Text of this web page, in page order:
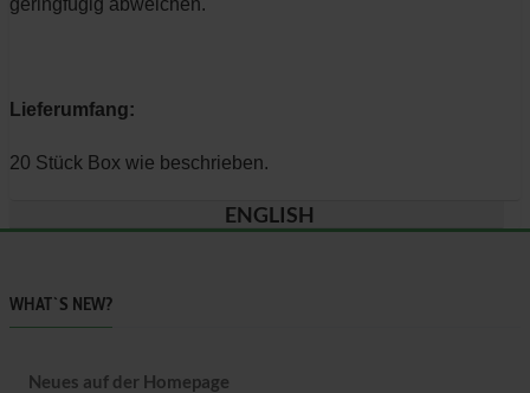
geringfügig abweichen.
Lieferumfang:
20 Stück Box wie beschrieben.
ENGLISH
WHAT`S NEW?
Neues auf der Homepage